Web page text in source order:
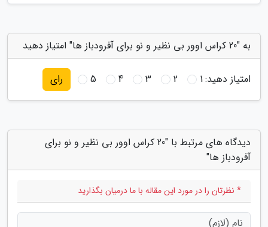
به "20 کراس اوور بی نظیر و نو برای آفرودباز ها" امتیاز دهید
امتیاز دهید:1
2
3
4
5 رای
دیدگاه های مرتبط با "20 کراس اوور بی نظیر و نو برای
آفرودباز ها"
* نظرتان را در مورد این مقاله با ما درمیان بگذارید